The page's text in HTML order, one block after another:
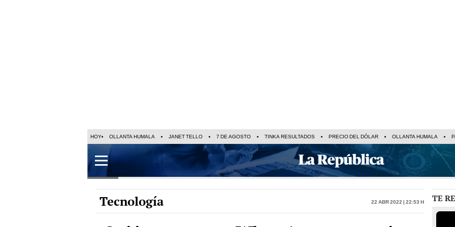
HOY OLLANTA HUMALA JANET TELLO 7 DE AGOSTO TINKA RESULTADOS PRECIO DEL DÓLAR OLLANTA HUMALA
Tecnología 22 Abr 2022 | 22:53 h TE